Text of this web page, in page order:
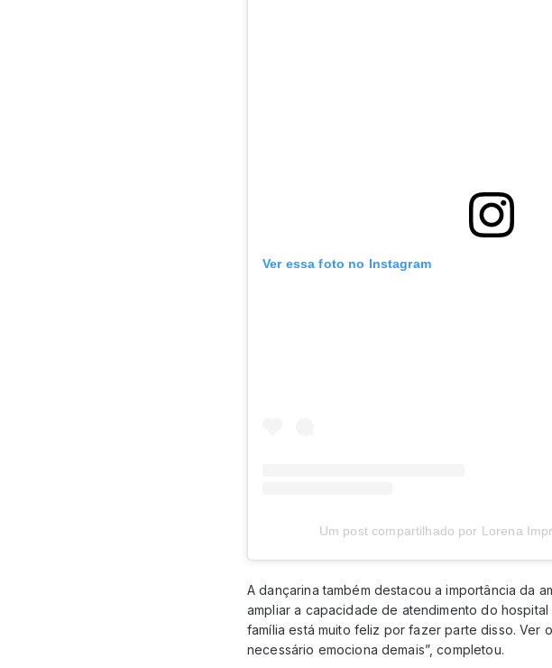
Ver essa foto no Instagram
Um post compartilhado por Lorena
A dançarina também destacou a importância da
ampliar a capacidade de atendimento do
família está muito feliz por fazer parte disso. Ver
necessário emociona demais”, completou.